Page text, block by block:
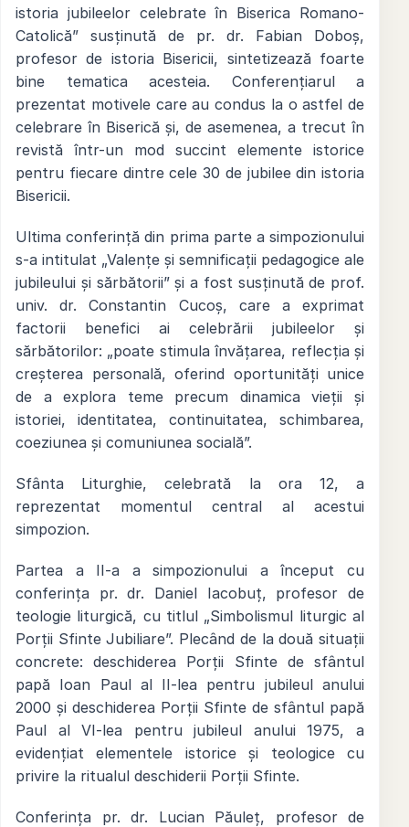
istoria jubileelor celebrate în Biserica Romano-
Catolică” susținută de pr. dr. Fabian Doboș,
profesor de istoria Bisericii, sintetizează foarte
bine tematica acesteia. Conferențiarul a
prezentat motivele care au condus la o astfel de
celebrare în Biserică și, de asemenea, a trecut în
revistă într-un mod succint elemente istorice
pentru fiecare dintre cele 30 de jubilee din istoria
Bisericii.
Ultima conferință din prima parte a simpozionului
s-a intitulat „Valențe și semnificații pedagogice ale
jubileului și sărbătorii” și a fost susținută de prof.
univ. dr. Constantin Cucoș, care a exprimat
factorii benefici ai celebrării jubileelor și
sărbătorilor: „poate stimula învățarea, reflecția și
creșterea personală, oferind oportunități unice
de a explora teme precum dinamica vieții și
istoriei, identitatea, continuitatea, schimbarea,
coeziunea și comuniunea socială”.
Sfânta Liturghie, celebrată la ora 12, a
reprezentat momentul central al acestui
simpozion.
Partea a II-a a simpozionului a început cu
conferința pr. dr. Daniel Iacobuț, profesor de
teologie liturgică, cu titlul „Simbolismul liturgic al
Porții Sfinte Jubiliare”. Plecând de la două situații
concrete: deschiderea Porții Sfinte de sfântul
papă Ioan Paul al II-lea pentru jubileul anului
2000 și deschiderea Porții Sfinte de sfântul papă
Paul al VI-lea pentru jubileul anului 1975, a
evidențiat elementele istorice și teologice cu
privire la ritualul deschiderii Porții Sfinte.
Conferința pr. dr. Lucian Păuleț, profesor de